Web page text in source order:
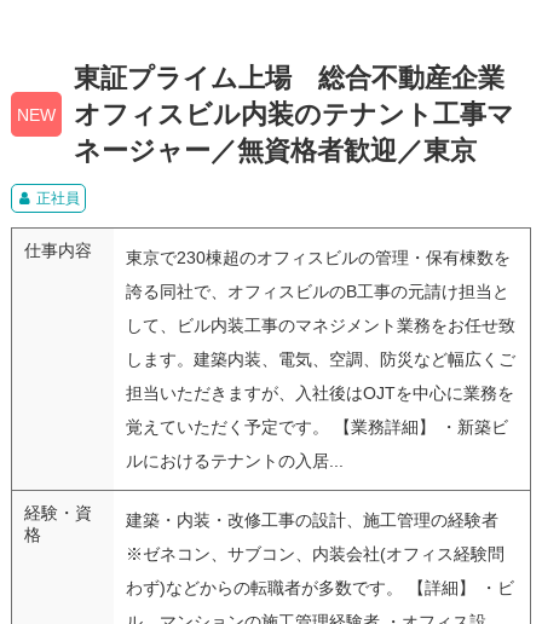
NEW
東証プライム上場 総合不動産企業
オフィスビル内装のテナント工事マ
ネージャー／無資格者歓迎／東京
正社員
仕事内容
東京で230棟超のオフィスビルの管理・保有棟数を
誇る同社で、オフィスビルのB工事の元請け担当と
して、ビル内装工事のマネジメント業務をお任せ致
します。建築内装、電気、空調、防災など幅広くご
担当いただきますが、入社後はOJTを中心に業務を
覚えていただく予定です。 【業務詳細】 ・新築ビ
ルにおけるテナントの入居...
経験・資
格
建築・内装・改修工事の設計、施工管理の経験者
※ゼネコン、サブコン、内装会社(オフィス経験問
わず)などからの転職者が多数です。 【詳細】 ・ビ